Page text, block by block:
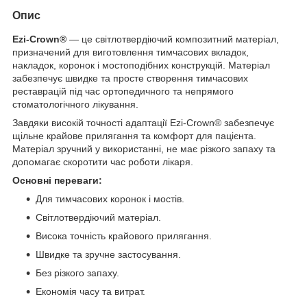
Опис
Ezi-Crown® — це світлотвердіючий композитний матеріал,
призначений для виготовлення тимчасових вкладок,
накладок, коронок і мостоподібних конструкцій. Матеріал
забезпечує швидке та просте створення тимчасових
реставрацій під час ортопедичного та непрямого
стоматологічного лікування.
Завдяки високій точності адаптації Ezi-Crown® забезпечує
щільне крайове прилягання та комфорт для пацієнта.
Матеріал зручний у використанні, не має різкого запаху та
допомагає скоротити час роботи лікаря.
Основні переваги:
Для тимчасових коронок і мостів.
Світлотвердіючий матеріал.
Висока точність крайового прилягання.
Швидке та зручне застосування.
Без різкого запаху.
Економія часу та витрат.